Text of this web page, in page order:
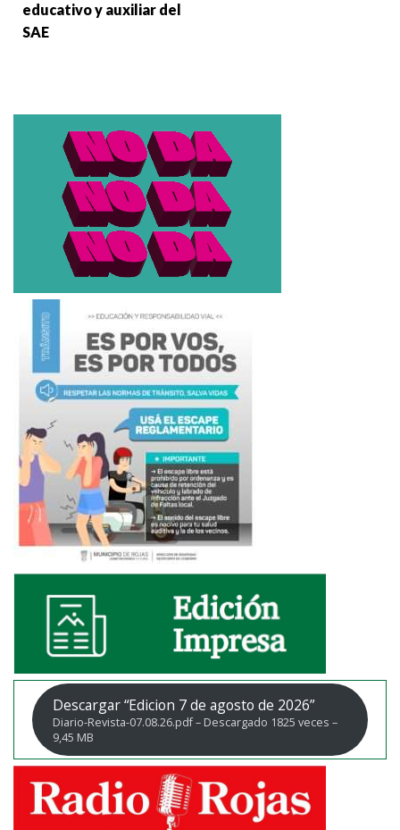
educativo y auxiliar del
SAE
Descargar “Edicion 7 de agosto de 2026”
Diario-Revista-07.08.26.pdf – Descargado 1825 veces –
9,45 MB